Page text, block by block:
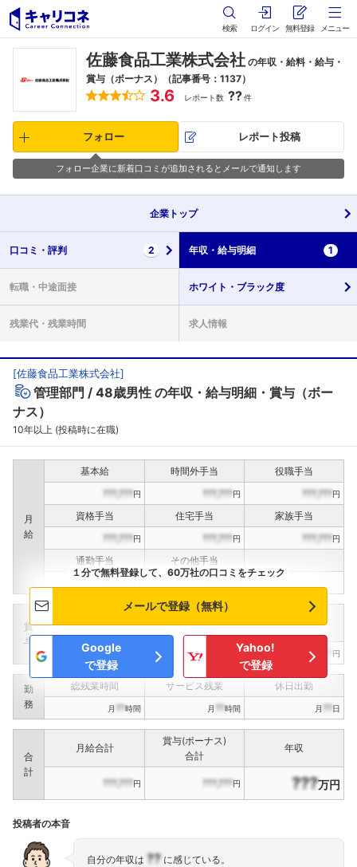
検索 ログイン 無料登録 メニュー
佐藤食品工業株式会社 の年収・給料・給与・
賞与（ボーナス）（記事番号：1137）
3.6 レポート数 ??件
フォロー レポート投稿
フォロー企業に新着口コミが追加されるとメールで通知します
企業 トップ
口コミ・ 評判 2 年収・ 給与明細 1
転職・ 中途面接 ホワイト・ ブラック度
残業代・ 残業時間 求人情報
[佐藤食品工業株式会社]
管理部門 48歳男性 の年収・給与明細・賞与（ボー
ナス）
10年以上 (投稿時に在職)
月
給
基本給 時間外手当
役職手当
???,???円 ???,???円 ???,???円
資格手当 住宅手当
家族手当
???,???円 ???,???円 ???,???円
通勤手当
その他手当
賞
与
インセンティブ賞与
決算賞与
???,??? ???,??? 円 ???,??? 円
勤
務
総残業時間 サービス残業 休日出勤
月 ??時間 月 ??時間 月 ??日
合
計
月給合計
賞与(ボーナス)
合計
年収
???,???円 ???,???円 ???万円
１分で無料登録して、60万社の口コミをチェック
メールで登録（無料）
Google
で登録
Yahoo!
で登録
投稿者の本音
自分の年収は ??に感じている。